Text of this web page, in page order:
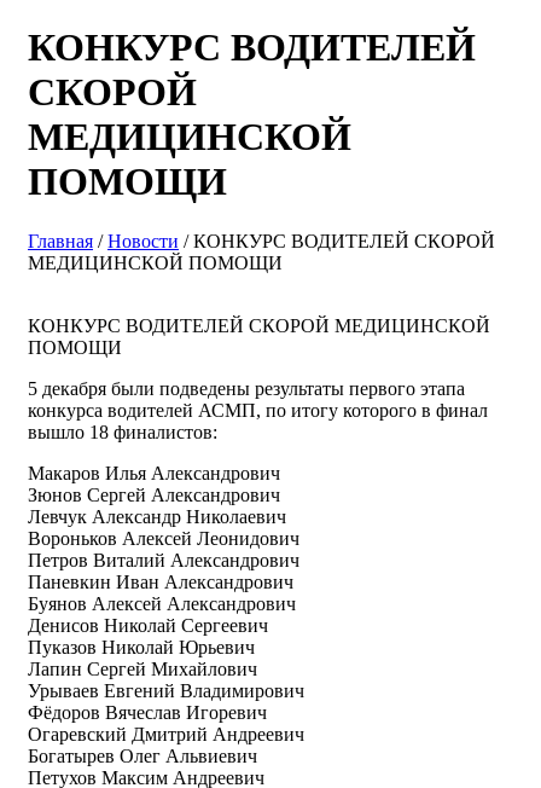
КОНКУРС ВОДИТЕЛЕЙ
СКОРОЙ
МЕДИЦИНСКОЙ
ПОМОЩИ
Главная /Новости / КОНКУРС ВОДИТЕЛЕЙ СКОРОЙ
МЕДИЦИНСКОЙ ПОМОЩИ
КОНКУРС ВОДИТЕЛЕЙ СКОРОЙ МЕДИЦИНСКОЙ
ПОМОЩИ
5 декабря были подведены результаты первого этапа
конкурса водителей АСМП, по итогу которого в финал
вышло 18 финалистов:
Макаров Илья Александрович
Зюнов Сергей Александрович
Левчук Александр Николаевич
Вороньков Алексей Леонидович
Петров Виталий Александрович
Паневкин Иван Александрович
Буянов Алексей Александрович
Денисов Николай Сергеевич
Пуказов Николай Юрьевич
Лапин Сергей Михайлович
Урываев Евгений Владимирович
Фёдоров Вячеслав Игоревич
Огаревский Дмитрий Андреевич
Богатырев Олег Альвиевич
Петухов Максим Андреевич